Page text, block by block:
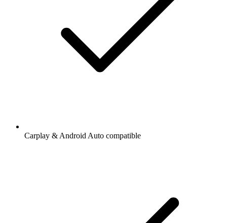
Carplay & Android Auto compatible